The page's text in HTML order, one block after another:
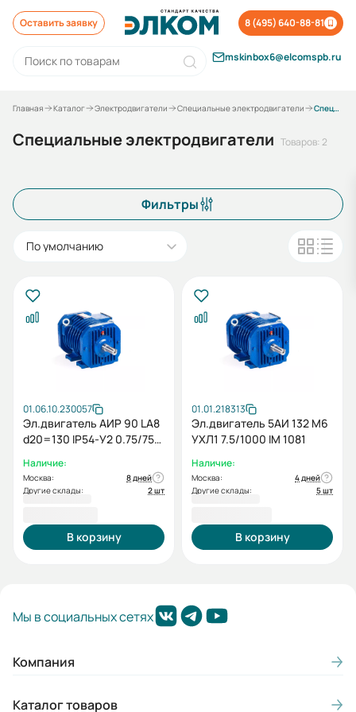
Оставить заявку 8 (495) 640-88-81
mskinbox6@elcomspb.ru
Главная Каталог Электродвигатели Специальные электродвигатели Специальные электродвигатели
Специальные электродвигатели Товаров: 2
Фильтры
По умолчанию
01.06.10.230057
Эл.двигатель АИР 90 LA8
d20=130 IP54-У2 0.75/750
Наличие:
Москва:
8 дней
Другие склады:
2 шт
В корзину
01.01.218313
Эл.двигатель 5АИ 132 М6
УХЛ1 7.5/1000 IM 1081
Наличие:
Москва:
4 дней
Другие склады:
5 шт
В корзину
Мы в социальных сетях
Компания
Каталог товаров